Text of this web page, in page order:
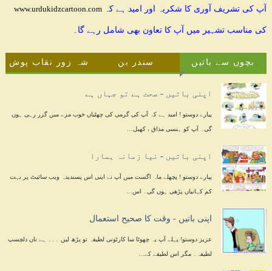
آپ کی تشریف آوری کا شکریہ اور امید ہے کہ www.urdukidzcartoon.com
کی مناسب تشہیر میں آپ کا تعاون بھی شامل رہے گا۔
بچوں سے باتیں سندر بن شہ زور نقاب پوش
اپنی باتیں - صحت ہے تو جہاں ہے
پیارے دوستو ! امید ہے کہ آپ کی گرمی کی چھٹیاں خوب مزے میں گزر رہی ہوں
گی۔ آپ کو ہنسی مذاق ، کھیل…
اپنی باتیں - نیا زمانہ ہمارا
پیارے دوستو ! پچھلے ماہ اگست میں آپ نے اپنی اس پسندیدہ ویب سائیٹ پر بہت
کم کہانیاں پڑھی ہوں گی۔ اس…
اپنی باتیں - وقت کا صحیح استعمال
عزیز دوستو! پہلے آپ یہ چھوٹا سا کارٹونی لطیفہ تو پڑھ لیں ۔۔۔ ہے ناں دلچسپ
لطیفہ۔ مگر اس لطیفے کے…